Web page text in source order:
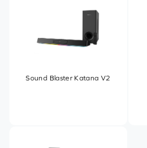
Sound Blaster Katana V2